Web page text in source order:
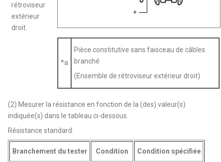
rétroviseur
extérieur
droit.
*a
Pièce constitutive sans faisceau de câbles
branché
(Ensemble de rétroviseur extérieur droit)
(2) Mesurer la résistance en fonction de la (des) valeur(s)
indiquée(s) dans le tableau ci-dessous.
Résistance standard:
Branchement du tester Condition Condition spécifiée